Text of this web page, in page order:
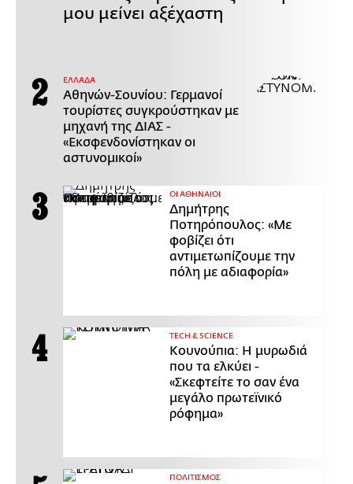
μου μείνει αξέχαστη
ΕΛΛΑΔΑ
Αθηνών-Σουνίου: Γερμανοί
τουρίστες συγκρούστηκαν με
μηχανή της ΔΙΑΣ -
«Εκσφενδονίστηκαν οι
αστυνομικοί»
ΟΙ ΑΘΗΝΑΙΟΙ
Δημήτρης
Ποτηρόπουλος: «Με
φοβίζει ότι
αντιμετωπίζουμε την
πόλη με αδιαφορία»
ΤECH & SCIENCE
Κουνούπια: Η μυρωδιά
που τα ελκύει -
«Σκεφτείτε το σαν ένα
μεγάλο πρωτεϊνικό
ρόφημα»
ΠΟΛΙΤΙΣΜΟΣ